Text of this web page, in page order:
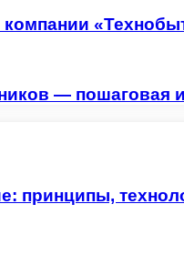
— пошаговая
принципы,